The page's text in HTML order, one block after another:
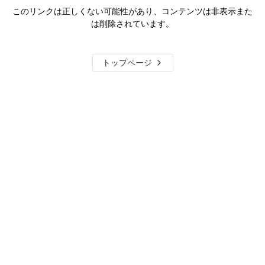
このリンクは正しくない可能性があり、コンテンツは非表示また
は削除されています。
トップページ